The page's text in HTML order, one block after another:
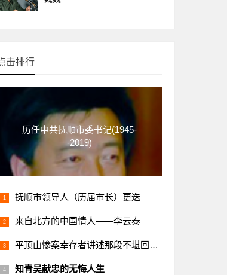
击排行
历任中共抚顺市委书记(1945-
-2019)
抚顺市领导人（历届市长）更迭
来自北方的中国情人——李云泰
平顶山惨案幸存者讲述那段不堪回首的历史
知青吴献忠的无悔人生